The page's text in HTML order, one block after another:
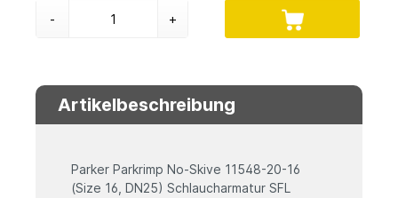
- +
Artikelbeschreibung
Parker Parkrimp No-Skive 11548-20-16
(Size 16, DN25) Schlaucharmatur SFL